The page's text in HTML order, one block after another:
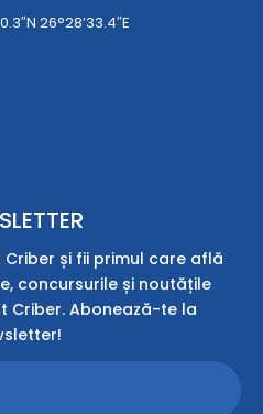
26°28’33.4″E
și fii primul care află
concursurile și noutățile
Criber. Abonează-te la